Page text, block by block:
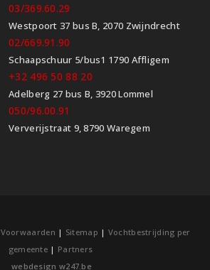
03/369.60.29
Westpoort 37 bus B, 2070 Zwijndrecht
02/669.91.90
Schaapschuur 5/bus1 1790 Affligem
+32 496 50 88 20
Adelberg 27 bus B, 3920 Lommel
050/96.00.91
Ververijstraat 9, 8790 Waregem
Voorwaarden | Sitemap | Vochtbestrijding per
gemeente | Partners
webdesign w247.be